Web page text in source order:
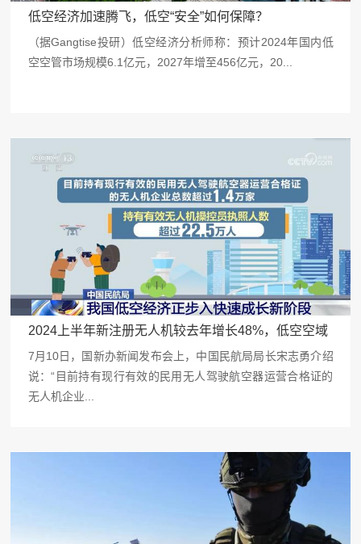
低空经济加速腾飞，低空“安全”如何保障？
（据Gangtise投研）低空经济分析师称：预计2024年国内低
空空管市场规模6.1亿元，2027年增至456亿元，20...
2024上半年新注册无人机较去年增长48%，低空空域
规范化管理问题突显
7月10日，国新办新闻发布会上，中国民航局局长宋志勇介绍
说：“目前持有现行有效的民用无人驾驶航空器运营合格证的
无人机企业...